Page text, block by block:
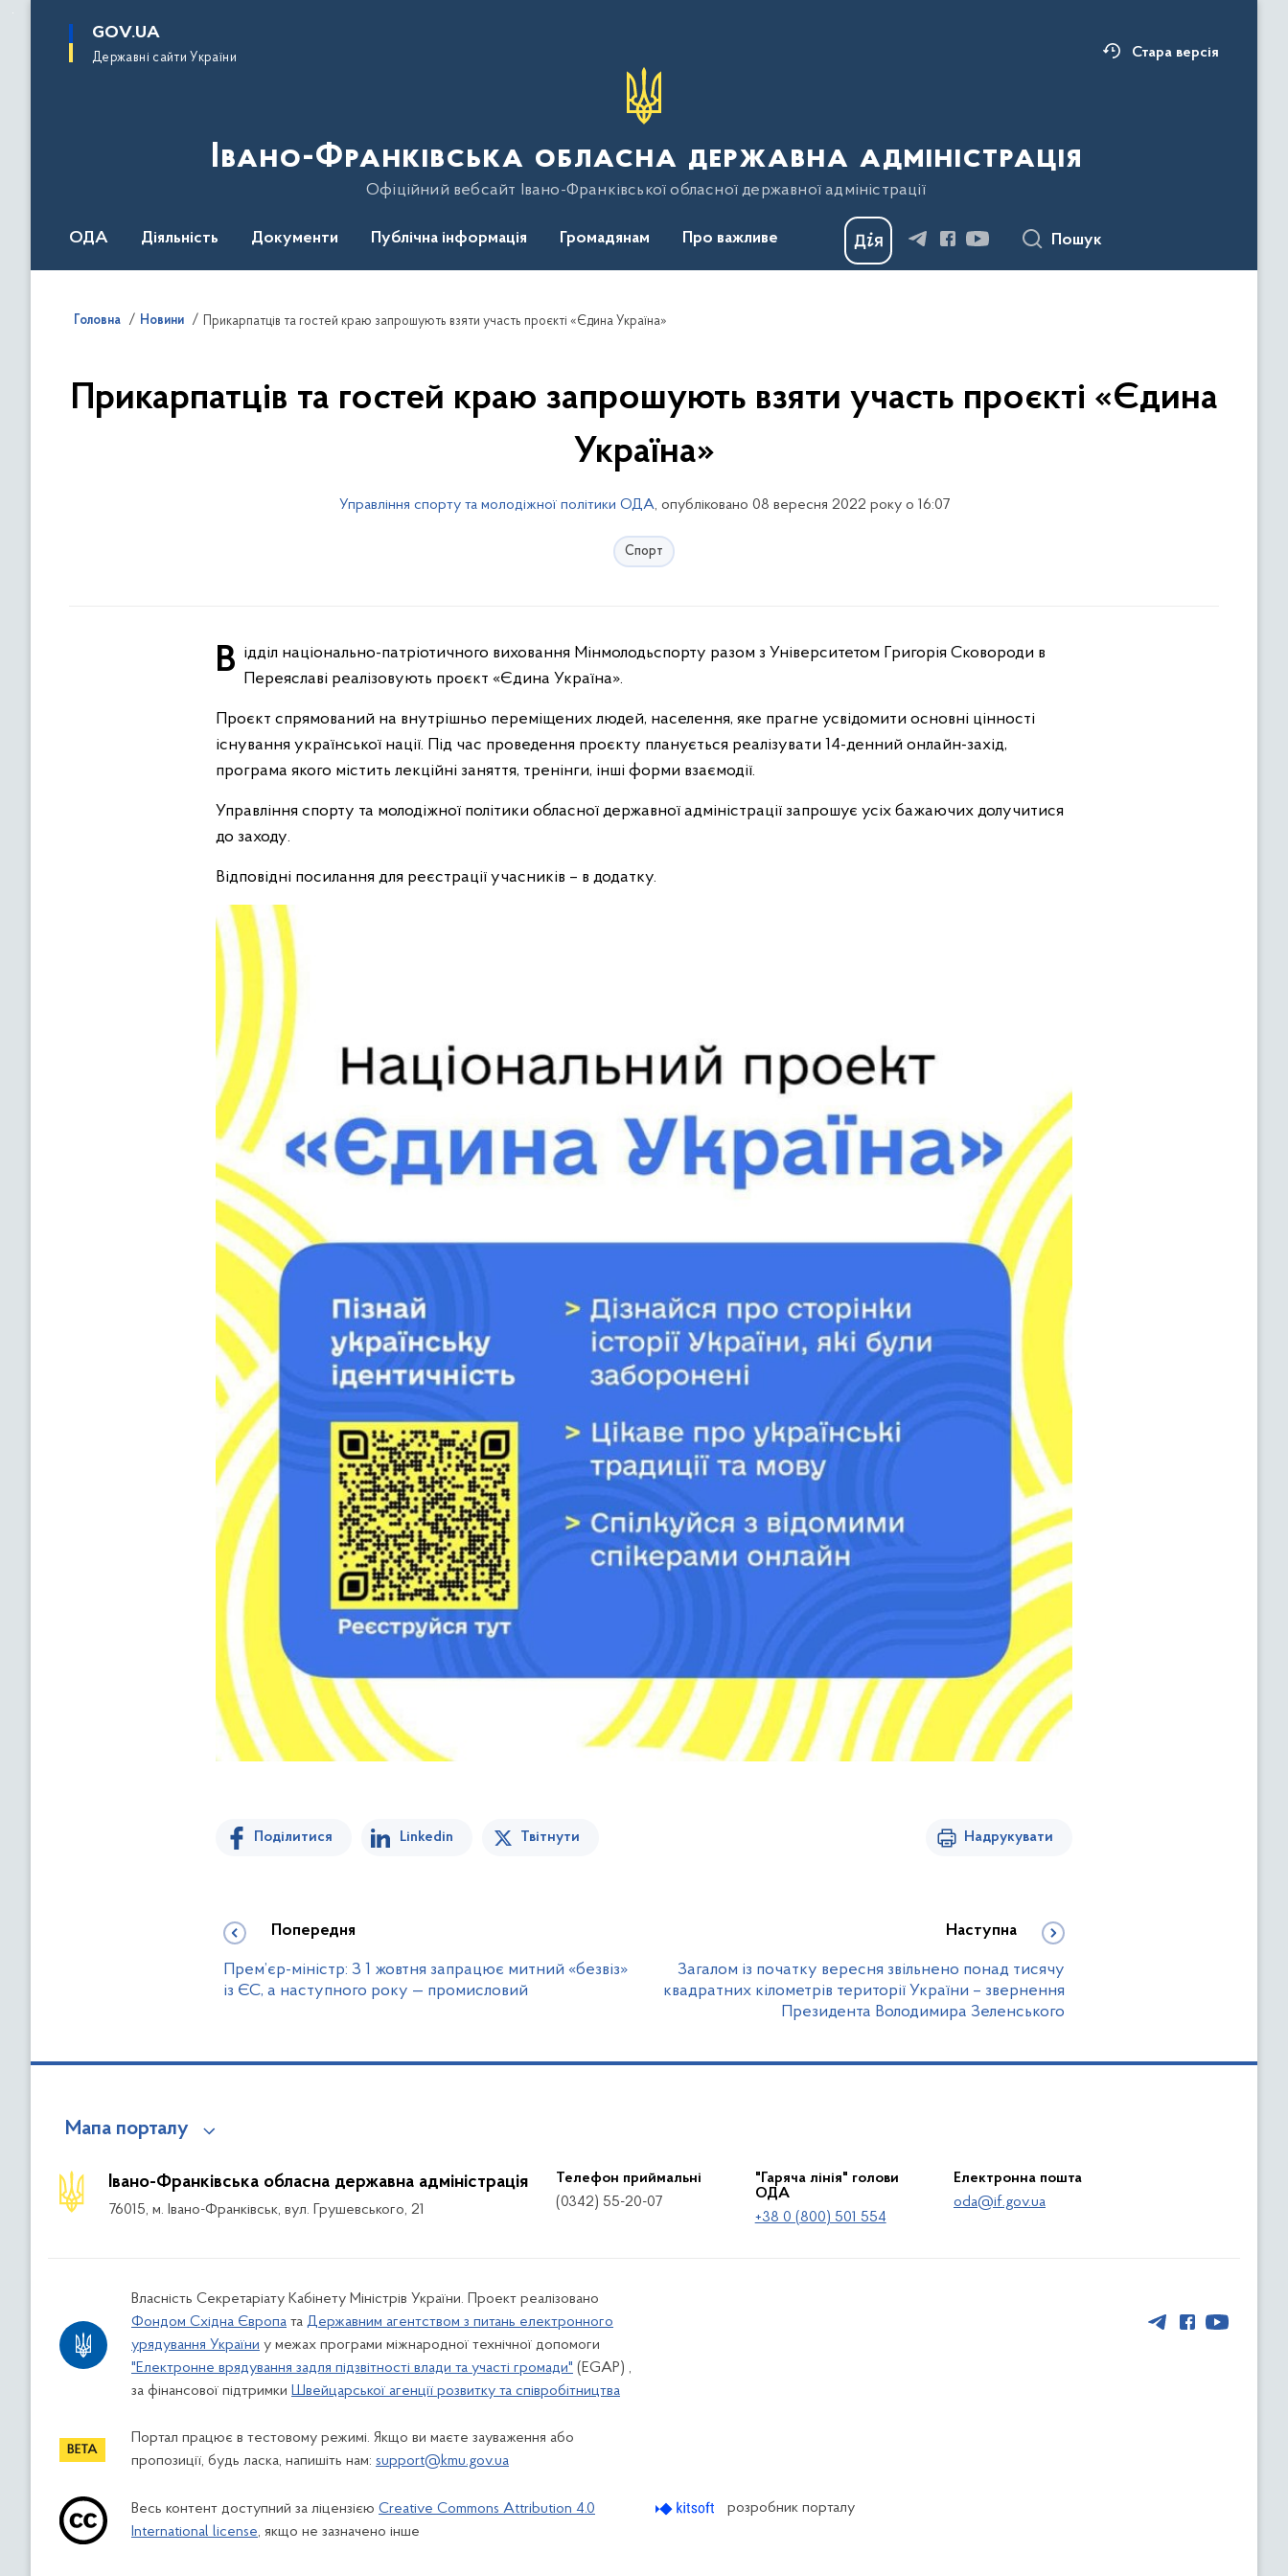
основного
GOV.UA
Державні сайти України Стара версія
Івано-Франківська обласна державна адміністрація
Офіційний вебсайт Івано-Франківської обласної державної адміністрації
ОДА Діяльність Документи Публічна інформація Громадянам Про важливе Пошук
Головна Новини Прикарпатців та гостей краю запрошують взяти участь проєкті «Єдина Україна»
Прикарпатців та гостей краю запрошують взяти участь проєкті «Єдина
Україна»
Управління спорту та молодіжної політики ОДА, опубліковано 08 вересня 2022 року о 16:07
Спорт
Відділ національно-патріотичного виховання Мінмолодьспорту разом з Університетом Григорія Сковороди в Переяславі реалізовують проєкт «Єдина Україна».
Проєкт спрямований на внутрішньо переміщених людей, населення, яке прагне усвідомити основні цінності
існування української нації. Під час проведення проєкту планується реалізувати 14-денний онлайн-захід,
програма якого містить лекційні заняття, тренінги, інші форми взаємодії.
Управління спорту та молодіжної політики обласної державної адміністрації запрошує усіх бажаючих долучитися
до заходу.
Відповідні посилання для реєстрації учасників – в додатку.
Поділитися Linkedin Твітнути Надрукувати
Попередня
Прем’єр-міністр: З 1 жовтня запрацює митний «безвіз»
із ЄС, а наступного року — промисловий
Наступна
Загалом із початку вересня звільнено понад тисячу
квадратних кілометрів території України – звернення
Президента Володимира Зеленського
Мапа порталу
Івано-Франківська обласна державна адміністрація
76015, м. Івано-Франківськ, вул. Грушевського, 21
Телефон приймальні
(0342) 55-20-07
"Гаряча лінія" голови
ОДА
+38 0 (800) 501 554
Електронна пошта
oda@if.gov.ua
Власність Секретаріату Кабінету Міністрів України. Проект реалізовано
Фондом Східна Європа та Державним агентством з питань електронного
урядування України у межах програми міжнародної технічної допомоги
"Електронне врядування задля підзвітності влади та участі громади" (EGAP) ,
за фінансової підтримки Швейцарської агенції розвитку та співробітництва
Портал працює в тестовому режимі. Якщо ви маєте зауваження або
пропозиції, будь ласка, напишіть нам: support@kmu.gov.ua
Весь контент доступний за ліцензією Creative Commons Attribution 4.0
International license, якщо не зазначено інше
розробник порталу